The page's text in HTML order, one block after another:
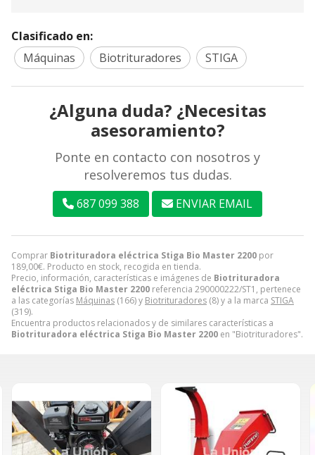
Comprar Biotrituradora eléctrica Stiga Bio Master 2200 por
189,00€. Producto en stock, recogida en tienda.
Precio, información, características e imágenes de Biotrituradora
eléctrica Stiga Bio Master 2200 referencia 290000222/ST1, pertenece
a las categorías Máquinas (166) y Biotrituradores (8) y a la marca STIGA
(319).
Encuentra productos relacionados y de similares características a
Biotrituradora eléctrica Stiga Bio Master 2200 en "Biotrituradores".
Clasificado en:
Máquinas
Biotrituradores STIGA
¿Alguna duda? ¿Necesitas
asesoramiento?
Ponte en contacto con nosotros y
resolveremos tus dudas.
687 099 388 ENVIAR EMAIL